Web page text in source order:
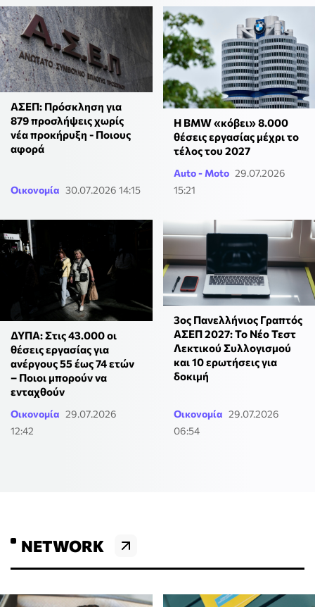
ΑΣΕΠ: Πρόσκληση για
879 προσλήψεις χωρίς
νέα προκήρυξη - Ποιους
αφορά
Οικονομία 30.07.2026 14:15
H ΒMW «κόβει» 8.000
θέσεις εργασίας μέχρι το
τέλος του 2027
Auto - Moto 29.07.2026
15:21
ΔΥΠΑ: Στις 43.000 οι
θέσεις εργασίας για
ανέργους 55 έως 74 ετών
– Ποιοι μπορούν να
ενταχθούν
Οικονομία 29.07.2026
12:42
3ος Πανελλήνιος Γραπτός
ΑΣΕΠ 2027: Το Νέο Τεστ
Λεκτικού Συλλογισμού
και 10 ερωτήσεις για
δοκιμή
Οικονομία 29.07.2026
06:54
NETWORK